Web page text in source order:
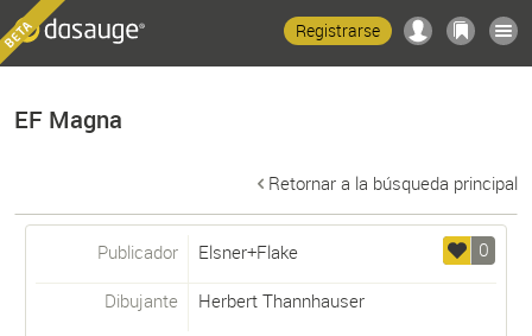
Registrarse
EF Magna
Retornar a la búsqueda principal
0
Publicador Elsner+Flake
Dibujante Herbert Thannhauser